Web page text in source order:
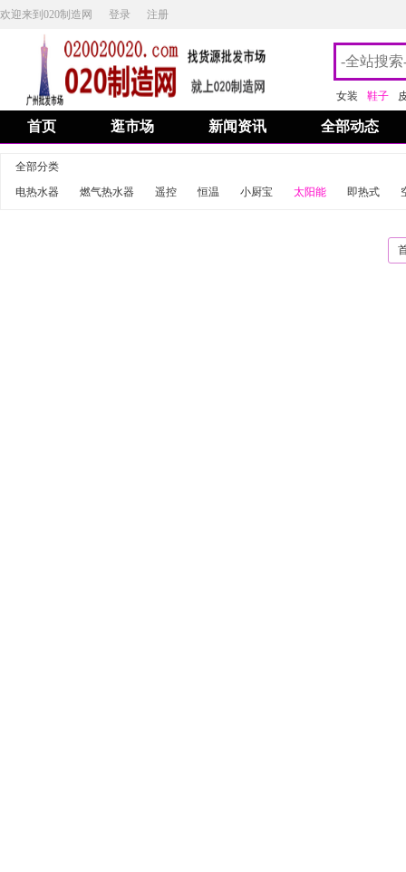
欢迎来到020制造网 登录 注册
女装 鞋子
首页 逛市场 新闻资讯 全部动态
全部分类
电热水器
燃气热水器 遥控 恒温 小厨宝 太阳能 即热式